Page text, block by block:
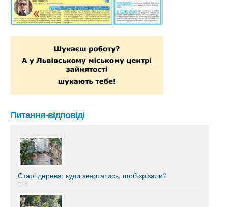
Питання-відповіді
Старі дерева: куди звертатись, щоб зрізали?
1